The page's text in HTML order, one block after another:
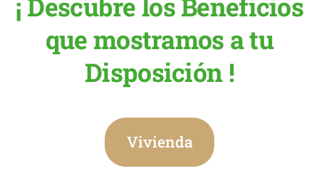
que mostramos a tu
Disposición !
Vivienda